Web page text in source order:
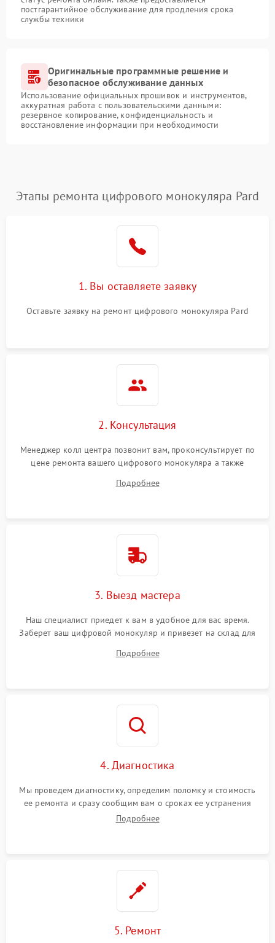
постгарантийное обслуживание для продления срока
службы техники
Оригинальные программные решение и
безопасное обслуживание данных
Использование официальных прошивок и инструментов,
аккуратная работа с пользовательскими данными:
резервное копирование, конфиденциальность и
восстановление информации при необходимости
Этапы ремонта цифрового монокуляра Pard
1. Вы оставляете заявку
Оставьте заявку на ремонт цифрового монокуляра Pard
2. Консультация
Менеджер колл центра позвонит вам, проконсультирует по
цене ремонта вашего цифрового монокуляра а также
Подробнее
3. Выезд мастера
Наш специалист приедет к вам в удобное для вас время.
Заберет ваш цифровой монокуляр и привезет на склад для
Подробнее
4. Диагностика
Мы проведем диагностику, определим поломку и стоимость
ее ремонта и сразу сообщим вам о сроках ее устранения
Подробнее
5. Ремонт